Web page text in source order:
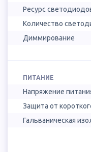
Ресурс
Количество
Диммирование
ПИТАНИЕ
Напряжение
Защита от
Гальваническая